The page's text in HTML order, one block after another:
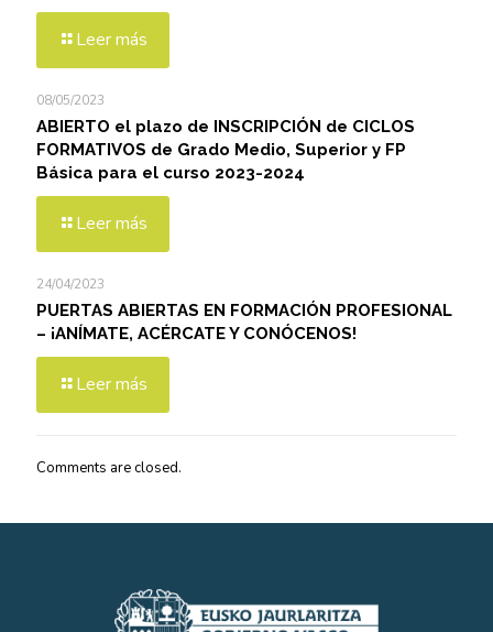
Leer más
08/05/2023
ABIERTO el plazo de INSCRIPCIÓN de CICLOS
FORMATIVOS de Grado Medio, Superior y FP
Básica para el curso 2023-2024
Leer más
24/04/2023
PUERTAS ABIERTAS EN FORMACIÓN PROFESIONAL
– ¡ANÍMATE, ACÉRCATE Y CONÓCENOS!
Leer más
Comments are closed.